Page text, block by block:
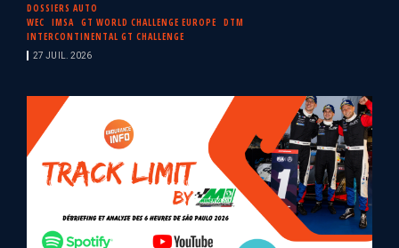
DOSSIERS AUTO
WEC
IMSA GT WORLD CHALLENGE EUROPE
DTM
INTERCONTINENTAL GT CHALLENGE
27 JUIL. 2026